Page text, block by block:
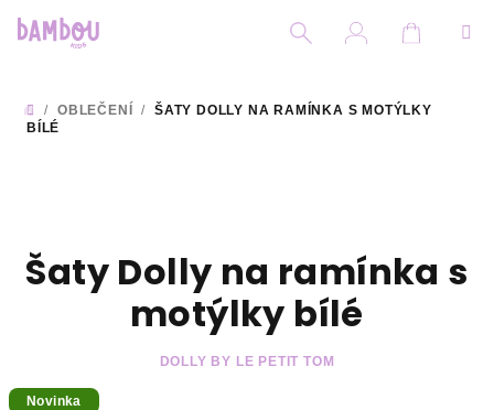
DOMŮ
/ OBLEČENÍ / ŠATY DOLLY NA RAMÍNKA S MOTÝLKY
BÍLÉ
Šaty Dolly na ramínka s
motýlky bílé
DOLLY BY LE PETIT TOM
Novinka